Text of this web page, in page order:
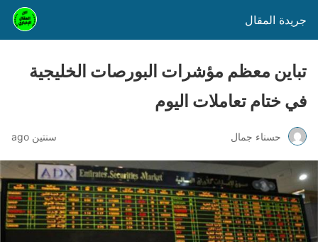
جريدة المقال
تباين معظم مؤشرات البورصات الخليجية
في ختام تعاملات اليوم
حسناء جمال سنتين ago